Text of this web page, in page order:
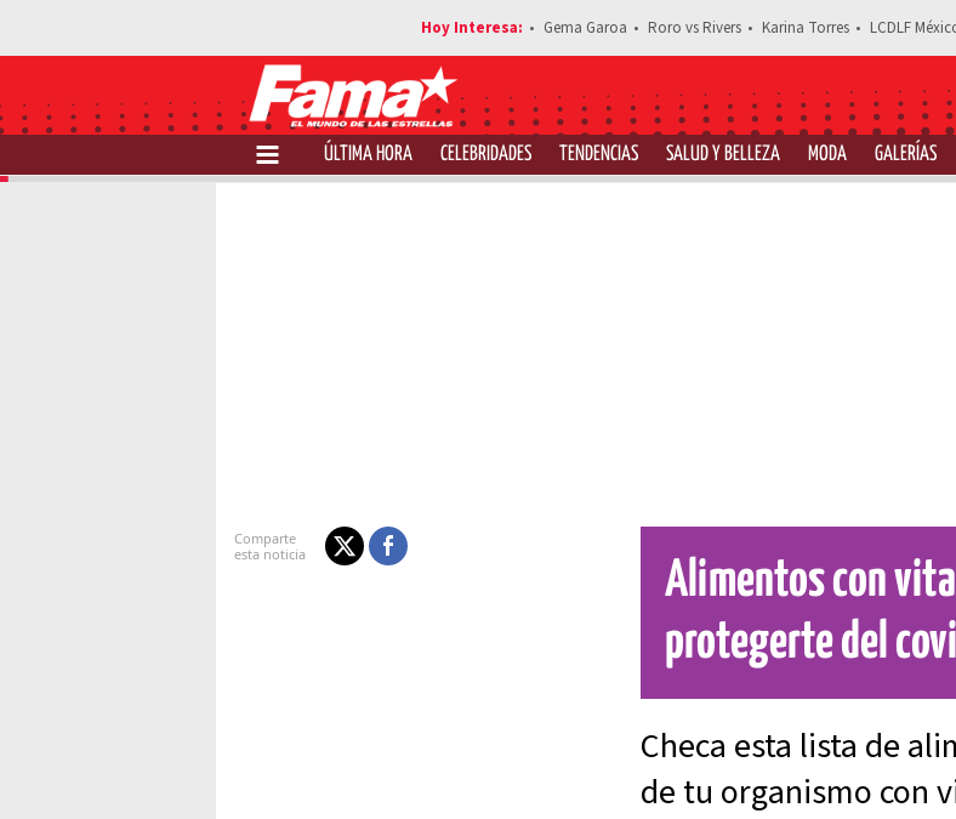
Gema Garoa Roro vs Rivers Karina Torres LCDLF
ÚLTIMA HORA CELEBRIDADES TENDENCIAS SALUD Y BELLEZA MODA GALERÍAS
Alimentos con
protegerte del
Checa esta lista de
de tu organismo con